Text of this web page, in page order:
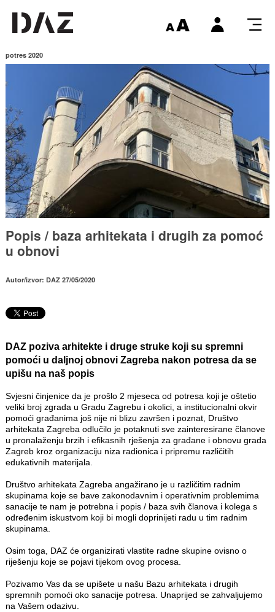
potres 2020
Popis / baza arhitekata i drugih za pomoć
u obnovi
Autor/izvor: DAZ 27/05/2020
DAZ poziva arhitekte i druge struke koji su spremni
pomoći u daljnoj obnovi Zagreba nakon potresa da se
upišu na naš popis
Svjesni činjenice da je prošlo 2 mjeseca od potresa koji je oštetio
veliki broj zgrada u Gradu Zagrebu i okolici, a institucionalni okvir
pomoći građanima još nije ni blizu završen i poznat, Društvo
arhitekata Zagreba odlučilo je potaknuti sve zainteresirane članove
u pronalaženju brzih i efikasnih rješenja za građane i obnovu grada
Zagreb kroz organizaciju niza radionica i pripremu različitih
edukativnih materijala.
Društvo arhitekata Zagreba angažirano je u različitim radnim
skupinama koje se bave zakonodavnim i operativnim problemima
sanacije te nam je potrebna i popis / baza svih članova i kolega s
određenim iskustvom koji bi mogli doprinijeti radu u tim radnim
skupinama.
Osim toga, DAZ će organizirati vlastite radne skupine ovisno o
riješenju koje se pojavi tijekom ovog procesa.
Pozivamo Vas da se upišete u našu Bazu arhitekata i drugih
spremnih pomoći oko sanacije potresa. Unaprijed se zahvaljujemo
na Vašem odazivu.